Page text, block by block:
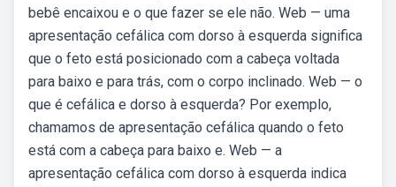
bebê encaixou e o que fazer se ele não. Web — uma
apresentação cefálica com dorso à esquerda significa
que o feto está posicionado com a cabeça voltada
para baixo e para trás, com o corpo inclinado. Web — o
que é cefálica e dorso à esquerda? Por exemplo,
chamamos de apresentação cefálica quando o feto
está com a cabeça para baixo e. Web — a
apresentação cefálica com dorso à esquerda indica